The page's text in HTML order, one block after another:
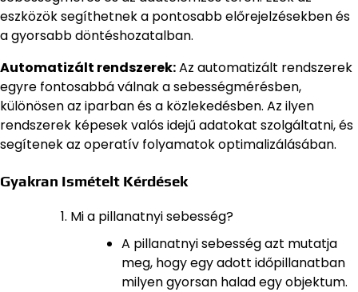
eszközök segíthetnek a pontosabb előrejelzésekben és
a gyorsabb döntéshozatalban.
Automatizált rendszerek:Az automatizált rendszerek
egyre fontosabbá válnak a sebességmérésben,
különösen az iparban és a közlekedésben. Az ilyen
rendszerek képesek valós idejű adatokat szolgáltatni, és
segítenek az operatív folyamatok optimalizálásában.
Gyakran Ismételt Kérdések
Mi a pillanatnyi sebesség?
A pillanatnyi sebesség azt mutatja
meg, hogy egy adott időpillanatban
milyen gyorsan halad egy objektum.